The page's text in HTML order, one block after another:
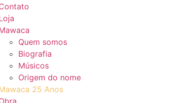
Quem somos
Biografia
Músicos
Origem do nome
25 Anos